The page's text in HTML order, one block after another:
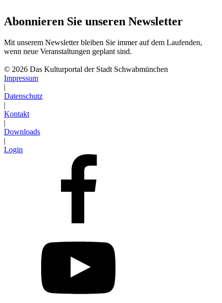
Abonnieren Sie unseren Newsletter
Mit unserem Newsletter bleiben Sie immer auf dem Laufenden,
wenn neue Veranstaltungen geplant sind.
© 2026 Das Kulturportal der Stadt Schwabmünchen
Impressum
|
Datenschutz
|
Kontakt
|
Downloads
|
Login